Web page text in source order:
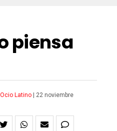
piensa
Latino
22 noviembre